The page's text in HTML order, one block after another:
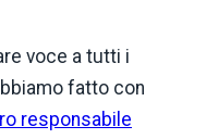
voce a tutti i
fatto con
responsabile